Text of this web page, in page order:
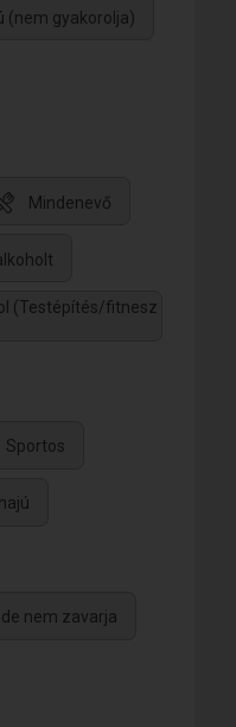
(nem gyakorolja)
Mindenevő
(Testépítés/fitnesz
Sportos
nem zavarja